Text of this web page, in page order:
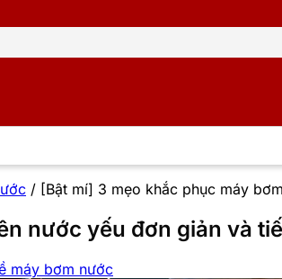
/ [Bật mí] 3 mẹo khắc phục máy
nước yếu đơn giản và
máy bơm nước